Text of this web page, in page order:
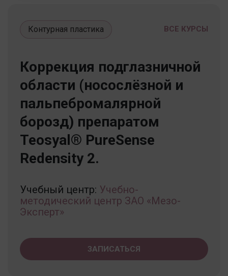
ВСЕ КУРСЫ
Контурная пластика
Коррекция подглазничной
области (носослёзной и
пальпебромалярной
борозд) препаратом
Teosyal® PureSense
Redensity 2.
Учебный центр: Учебно-
методический центр ЗАО «Мезо-
Эксперт»
ЗАПИСАТЬСЯ